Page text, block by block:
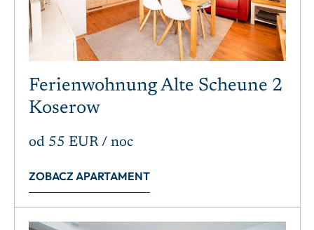
Ferienwohnung Alte Scheune 2
Koserow
od 55 EUR/ noc
ZOBACZ APARTAMENT